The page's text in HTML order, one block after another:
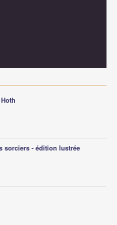
sorciers - édition lustrée